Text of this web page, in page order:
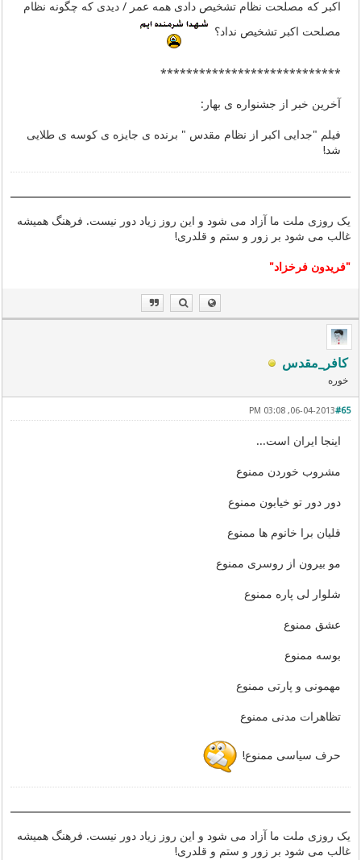
اكبر كه مصلحت نظام تشخیص دادى همه عمر / دیدى كه چگونه نظام
مصلحت اكبر تشخیص نداد؟
****************************
آخرین خبر از جشنواره ی بهار:
فیلم "جدایی اکبر از نظام مقدس " برنده ی جایزه ی کوسه ی طلایی
شد!
یک روزی ملت ما آزاد می شود و این روز زیاد دور نیست. فرهنگ همیشه
غالب می شود بر زور و ستم و قلدری!
"فریدون فرخزاد"
کافر_مقدس
خوره
#65
06-04-2013, 03:08 PM
اینجا ایران است...
مشروب خوردن ممنوع
دور دور تو خیابون ممنوع
قلیان برا خانوم ها ممنوع
مو بیرون از روسری ممنوع
شلوار لی پاره ممنوع
عشق ممنوع
بوسه ممنوع
مهمونی و پارتی ممنوع
تظاهرات مدنی ممنوع
حرف سیاسی ممنوع!
یک روزی ملت ما آزاد می شود و این روز زیاد دور نیست. فرهنگ همیشه
غالب می شود بر زور و ستم و قلدری!